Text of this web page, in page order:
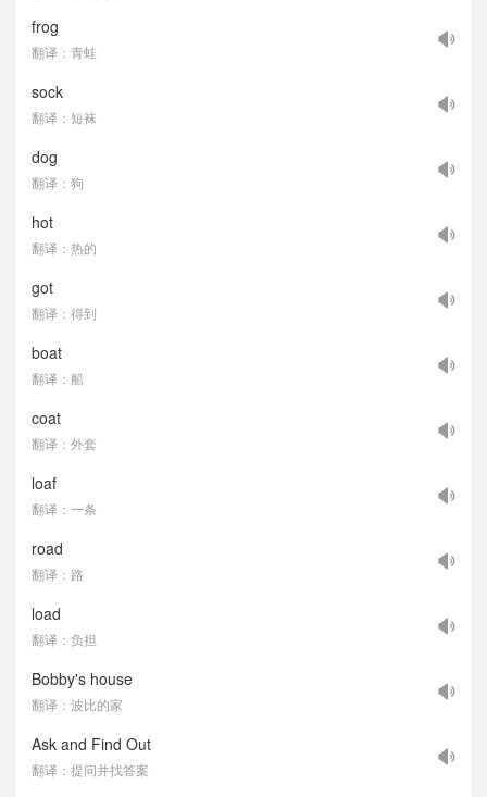
frog
翻译：青蛙
sock
翻译：短袜
dog
翻译：狗
hot
翻译：热的
got
翻译：得到
boat
翻译：船
coat
翻译：外套
loaf
翻译：一条
road
翻译：路
load
翻译：负担
Bobby's house
翻译：波比的家
Ask and Find Out
翻译：提问并找答案